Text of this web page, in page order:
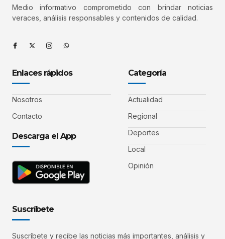
Medio informativo comprometido con brindar noticias
veraces, análisis responsables y contenidos de calidad.
Enlaces rápidos
Nosotros
Contacto
Descarga el App
Categoría
Actualidad
Regional
Deportes
Local
Opinión
Suscríbete
Suscríbete y recibe las noticias más importantes, análisis y